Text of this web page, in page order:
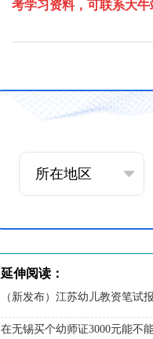
考学习资料，可联系大
延伸阅读：
在无锡买个幼师证3000元能不